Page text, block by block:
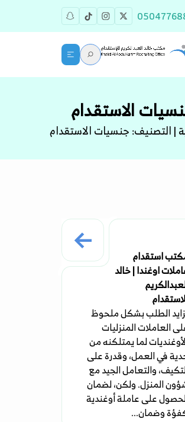
الاستقدام
| التصنيف:جنسيات الاستقدام
استقدام
اوغندا | خالد
الطلب بشكل ملحوظ
العاملات المنزليات
لما يمتلكنه من
في العمل، وقدرة على
والتعامل الجيد مع
المنزل. ولكن، لضمان
على عاملة أوغندية
وضمان...